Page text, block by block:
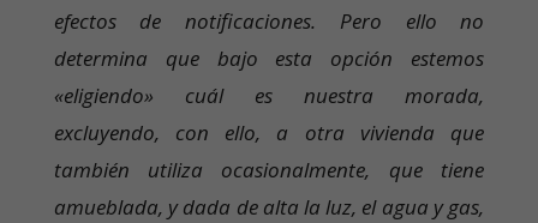
efectos de notificaciones. Pero ello no
determina que bajo esta opción estemos
«eligiendo» cuál es nuestra morada,
excluyendo, con ello, a otra vivienda que
también utiliza ocasionalmente, que tiene
amueblada, y dada de alta la luz, el agua y gas,